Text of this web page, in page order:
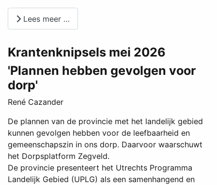
Lees meer …
Krantenknipsels mei 2026
'Plannen hebben gevolgen voor
dorp'
René Cazander
De plannen van de provincie met het landelijk gebied
kunnen gevolgen hebben voor de leefbaarheid en
gemeenschapszin in ons dorp. Daarvoor waarschuwt
het Dorpsplatform Zegveld.
De provincie presenteert het Utrechts Programma
Landelijk Gebied (UPLG) als een samenhangend en